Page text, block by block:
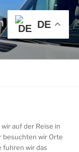
auf der Reise in
besuchten wir Orte
fuhren wir das
DE